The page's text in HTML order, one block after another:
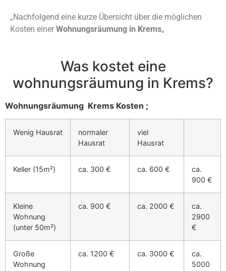
„Nachfolgend eine kurze Übersicht über die möglichen
Kosten einer Wohnungsräumung in Krems„
Was kostet eine
wohnungsräumung in Krems?
Wohnungsräumung Krems Kosten ;
Wenig Hausrat
normaler
Hausrat
viel
Hausrat
Keller (15m²) ca. 300 € ca. 600 €
ca.
900 €
Kleine
Wohnung
(unter 50m²)
ca. 900 € ca. 2000 €
ca.
2900
€
Große
Wohnung
ca. 1200 € ca. 3000 €
ca.
5000